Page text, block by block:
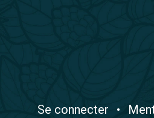
​Se connecter •